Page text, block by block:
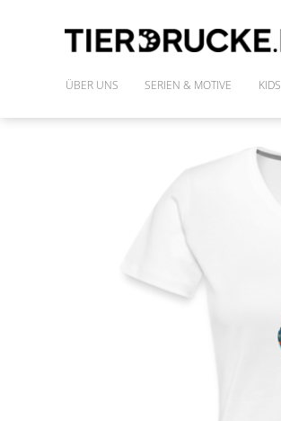
ÜBER UNS SERIEN & MOTIVE
IM WILDEN WALD
DIE FREUNDE DES PHARAO
IM LAND DER DINOSAURIER
ALLE MOTIVE
KIDS